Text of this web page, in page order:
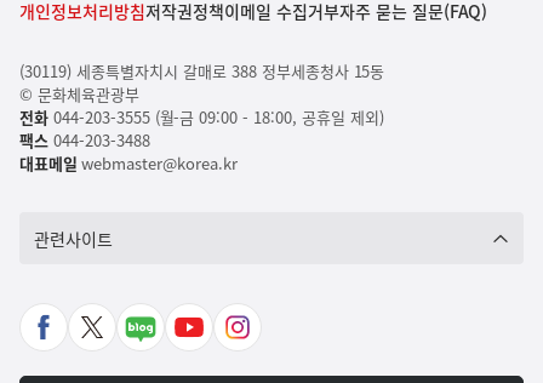
개인정보처리방침저작권정책이메일 수집거부자주 묻는 질문(FAQ)
(30119) 세종특별자치시 갈매로 388 정부세종청사 15동
© 문화체육관광부
전화044-203-3555 (월-금 09:00 - 18:00, 공휴일 제외)
팩스044-203-3488
대표메일 webmaster@korea.kr
관련사이트
페
X
네
유
인